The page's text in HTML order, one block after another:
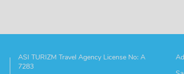
ASI TURIZM Travel Agency License No: A
7283